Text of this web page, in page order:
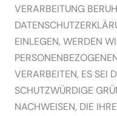
VERARBEITUNG
EINLEGEN, WERDEN
VERARBEITEN, ES SEI
SCHUTZWÜRDIGE
NACHWEISEN, DIE